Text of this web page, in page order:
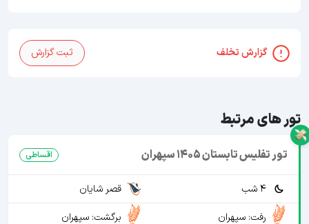
گزارش تخلف ثبت گزارش
تور های مرتبط
تور تفلیس تابستان 1405 سپهران اقساطی
4 شب
قصر شایان
رفت: سپهران
برگشت: سپهران